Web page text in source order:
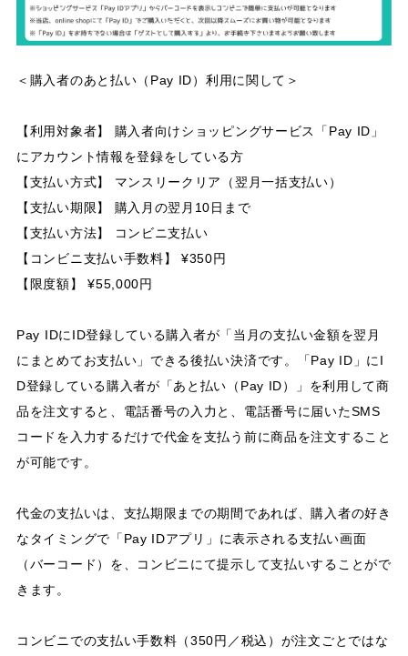
＜購入者のあと払い（Pay ID）利用に関して＞
【利用対象者】 購入者向けショッピングサービス「Pay ID」
にアカウント情報を登録をしている方
【支払い方式】 マンスリークリア（翌月一括支払い）
【支払い期限】 購入月の翌月10日まで
【支払い方法】 コンビニ支払い
【コンビニ支払い手数料】 ¥350円
【限度額】 ¥55,000円
Pay IDにID登録している購入者が「当月の支払い金額を翌月
にまとめてお支払い」できる後払い決済です。「Pay ID」にI
D登録している購入者が「あと払い（Pay ID）」を利用して商
品を注文すると、電話番号の入力と、電話番号に届いたSMS
コードを入力するだけで代金を支払う前に商品を注文すること
が可能です。
代金の支払いは、支払期限までの期間であれば、購入者の好き
なタイミングで「Pay IDアプリ」に表示される支払い画面
（バーコード）を、コンビニにて提示して支払いすることがで
きます。
コンビニでの支払い手数料（350円／税込）が注文ごとではな